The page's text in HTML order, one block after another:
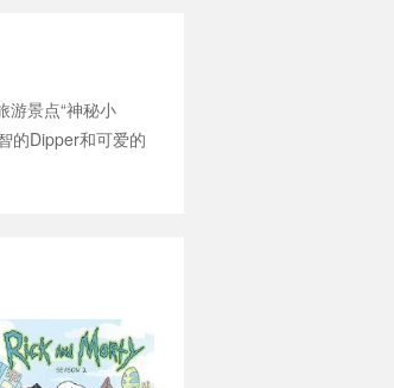
游景点“神秘小
的Dipper和可爱的